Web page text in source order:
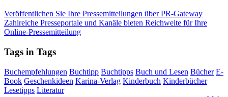
Veröffentlichen Sie Ihre Pressemitteilungen über PR-Gateway
Zahlreiche Presseportale und Kanäle bieten Reichweite für Ihre
Online-Pressemitteilung
Tags in Tags
Buchempfehlungen Buchtipp Buchtipps Buch und Lesen Bücher E-
Book Geschenkideen Karina-Verlag Kinderbuch Kinderbücher
Lesetipps Literatur